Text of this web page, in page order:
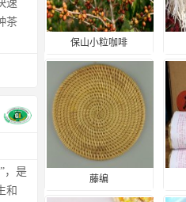
速
茶
，是
和
保山小粒咖啡
藤编